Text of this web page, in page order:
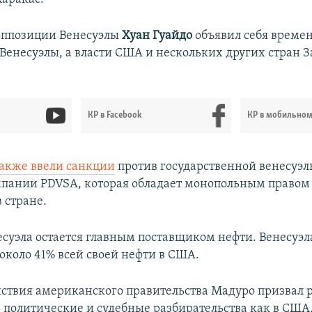
Венесуэлы Хуан Гуайдо объявил себя
а власти США и нескольких других стран
КР в Facebook КР в
ввели санкции против государственной
PDVSA, которая обладает монопольным
стране.
остается главным поставщиком нефти.
41% всей своей нефти в США.
американского правительства Мадуро призвал
политические и судебные разбирательства как в